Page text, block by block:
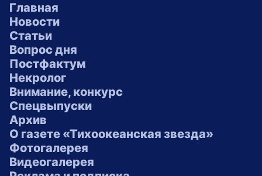
Главная
Новости
Статьи
Вопрос дня
Постфактум
Некролог
Внимание, конкурс
Спецвыпуски
Архив
О газете «Тихоокеанская звезда»
Фотогалерея
Видеогалерея